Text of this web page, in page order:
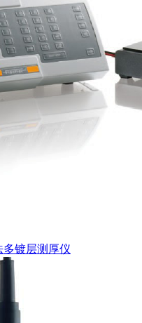
多镀层测厚仪